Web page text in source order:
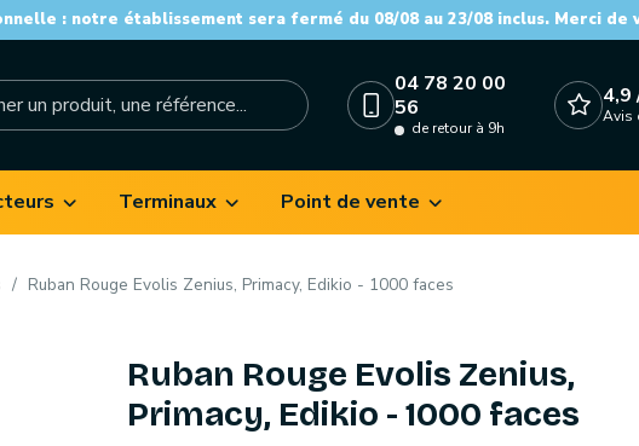
: notre établissement sera fermé du 08/08 au 23/08 inclus. Merci de
04 78 20 00
56
de retour à 9h
4,9
Avis
Terminaux Point de vente
Ruban Rouge Evolis Zenius, Primacy, Edikio - 1000 faces
Ruban Rouge Evolis Zenius,
Primacy, Edikio - 1000 faces